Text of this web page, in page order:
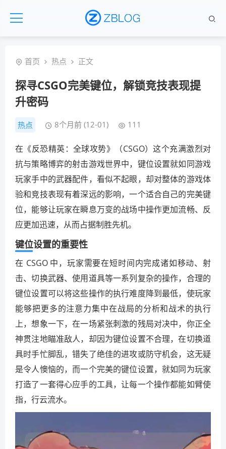
首页 热点 正文
探寻CSGO完美键位，解锁竞技表现提
升密码
热点 8个月前 (12-01) 111
在《反恐精英：全球攻势》（CSGO）这个充满激烈对
抗与策略博弈的射击游戏世界中，键位设置就如同游戏
玩家手中的武器配件，看似不起眼，却对整体的游戏体
验和竞技表现有着深远的影响，一个适合自己的完美键
位，能够让玩家在瞬息万变的战场中操作更加流畅、反
应更加迅速，从而占据制胜先机。
键位设置的重要性
在 CSGO 中，玩家需要在短时间内完成诸如移动、射
击、切换武器、使用道具等一系列复杂的操作，合理的
键位设置可以将这些操作的执行难度降到最低，使玩家
能够把更多的注意力集中在战局的分析和战术的执行
上，想象一下，在一场紧张刺激的残局对决中，你正全
神贯注地瞄准敌人，却因为键位设置不合理，在切换道
具时手忙脚乱，错失了绝佳的进攻或防守机会，这无疑
是令人懊恼的，而一个完美的键位设置，就如同为玩家
打造了一套得心应手的工具，让每一个操作都能如臂使
指，行云流水。